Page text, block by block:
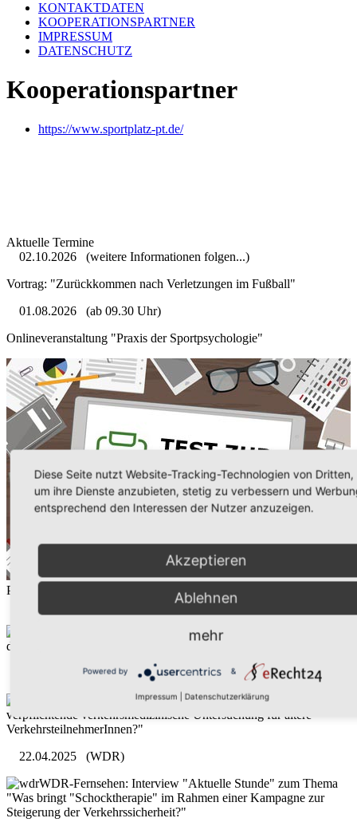
KONTAKTDATEN
KOOPERATIONSPARTNER
IMPRESSUM
DATENSCHUTZ
Kooperationspartner
https://www.sportplatz-pt.de/
Aktuelle Termine
02.10.2026
(weitere Informationen folgen...)
Vortrag: "Zurückkommen nach Verletzungen im Fußball"
01.08.2026
(ab 09.30 Uhr)
Onlineveranstaltung "Praxis der Sportpsychologie"
Presse / Radio / TV
"Zur Leistung eines 13-j. Jungen, der in Australien 4 km
durch das Meer schwimmt, um seine Familie zu retten"
(WDR)
WDR-5: Live-Interview zum Thema "Brauchen wir eine
verpflichtende verkehrsmedizinische Untersuchung für ältere
VerkehrsteilnehmerInnen?"
22.04.2025
(WDR)
WDR-Fernsehen: Interview "Aktuelle Stunde" zum Thema
"Was bringt "Schocktherapie" im Rahmen einer Kampagne zur
Steigerung der Verkehrssicherheit?"
Diese Seite nutzt Website-Tracking-Technologien von Dritten,
um ihre Dienste anzubieten, stetig zu verbessern und
entsprechend den Interessen der Nutzer anzuzeigen.
Akzeptieren
Ablehnen
mehr
Powered by &
Impressum Datenschutzerklärung